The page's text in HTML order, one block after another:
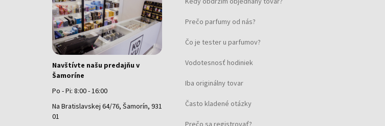
Navštívte našu predajňu v
Šamoríne
Po - Pi: 8:00 - 16:00
Na Bratislavskej 64/76, Šamorín, 931
01
Prečo parfumy od nás?
Čo je tester u parfumov?
Vodotesnosť hodiniek
Iba originálny tovar
Často kladené otázky
Prečo sa registrovať?